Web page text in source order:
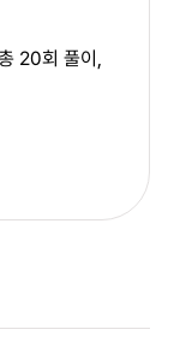
20회 풀이,